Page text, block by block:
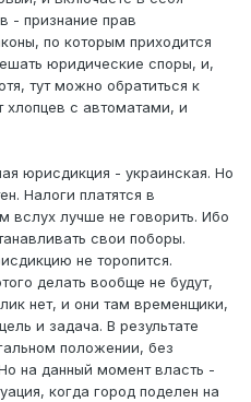
- признание прав
по которым приходится
юридические споры, и,
тут можно обратиться к
с автоматами, и
юрисдикция - украинская. Но
Налоги платятся в
вслух лучше не говорить. Ибо
свои поборы.
не торопится.
делать вообще не будут,
нет, и они там временщики,
и задача. В результате
положении, без
на данный момент власть -
когда город поделен на